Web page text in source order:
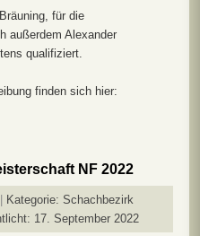
für die
außerdem Alexander
qualifiziert.
finden sich hier:
NF 2022
Kategorie: Schachbezirk
17. September 2022